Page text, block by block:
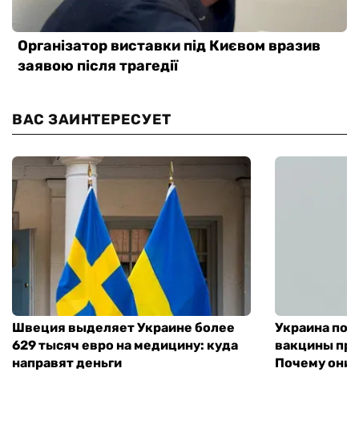
ВАС ЗАИНТЕРЕСУЕТ
Швеция выделяет Украине более
629 тысяч евро на медицину: куда
направят деньги
Украина
вакцины
Почему они